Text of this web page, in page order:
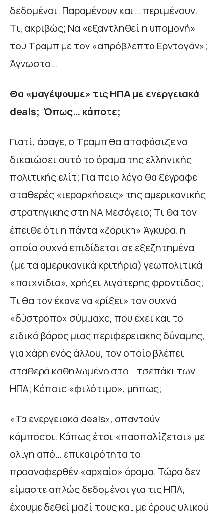
δεδομένοι. Παραμένουν και… περιμένουν.
Τι, ακριβώς; Να «εξαντληθεί η υπομονή»
του Τραμπ με τον «απρόβλεπτο Ερντογάν»;
Άγνωστο…
Θα «μαγέψουμε» τις ΗΠΑ με ενεργειακά
deals; Όπως… κάποτε;
Γιατί, άραγε, ο Τραμπ θα αποφάσιζε να
δικαιώσει αυτό το όραμα της ελληνικής
πολιτικής ελίτ; Για ποιο λόγο θα ξέγραφε
σταθερές «ιεραρχήσεις» της αμερικανικής
στρατηγικής στη ΝΑ Μεσόγειο; Τι θα τον
έπειθε ότι η πάντα «ζόρικη» Άγκυρα, η
οποία συχνά επιδίδεται σε εξεζητημένα
(με τα αμερικανικά κριτήρια) γεωπολιτικά
«παιχνίδια», χρήζει λιγότερης φροντίδας;
Τι θα τον έκανε να «ρίξει» τον συχνά
«δύστροπο» σύμμαχο, που έχει και το
ειδικό βάρος μιας περιφερειακής δύναμης,
για χάρη ενός άλλου, τον οποίο βλέπει
σταθερά καθηλωμένο στο… τσεπάκι των
ΗΠΑ; Κάποιο «φιλότιμο», μήπως;
«Τα ενεργειακά deals», απαντούν
κάμποσοι. Κάπως έτσι «πασπαλίζεται» με
ολίγη από… επικαιρότητα το
προαναφερθέν «αρχαίο» όραμα. Τώρα δεν
είμαστε απλώς δεδομένοι για τις ΗΠΑ,
έχουμε δεθεί μαζί τους και με όρους υλικού